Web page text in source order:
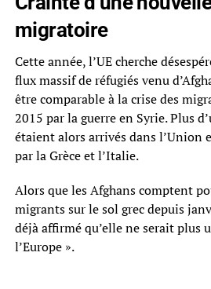
migratoire
Cette année, l’UE cherche
flux massif de réfugiés venu
être comparable à la crise des
2015 par la guerre en Syrie. Plus
étaient alors arrivés dans l’Union
par la Grèce et l’Italie.
Alors que les Afghans comptent
migrants sur le sol grec depuis
déjà affirmé qu’elle ne serait plus
l’Europe ».